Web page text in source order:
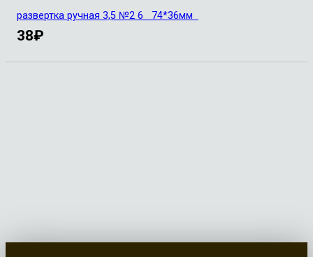
развертка ручная 3,5 №2 6 74*36мм
38₽